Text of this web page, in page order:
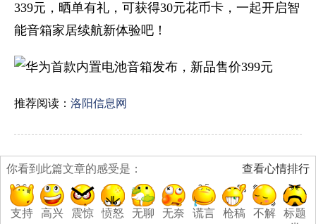
339元，晒单有礼，可获得30元花币卡，一起开启智
能音箱家居续航新体验吧！
推荐阅读： 洛阳信息网
查看心情排行
你看到此篇文章的感受是：
支持 高兴 震惊 愤怒 无聊 无奈 谎言 枪稿 不解
标题